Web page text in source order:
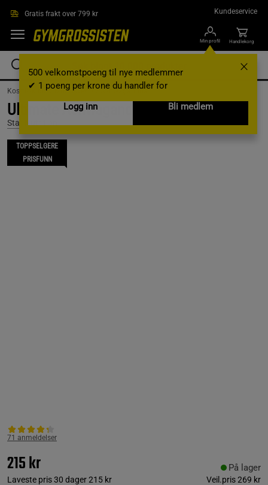
Gratis frakt over 799 kr Kundeservice
Min profil
500 velkomstpoeng til nye medlemmer
✔ 1 poeng per krone du handler for
Logg inn
Bli medlem
Handlekorg
Kosttilskudd / Muskelvekst / Ashwagandha
Ultimate Ashwagandha, 120 caps
Star Nutrition
TOPPSELGERE
PRISFUNN
71 anmeldelser
215 kr
Laveste pris 30 dager215 kr Veil.pris269 kr
På lager